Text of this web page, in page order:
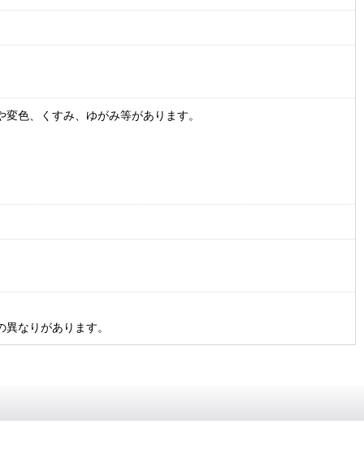
色、くすみ、ゆがみ等があります。
なりがあります。